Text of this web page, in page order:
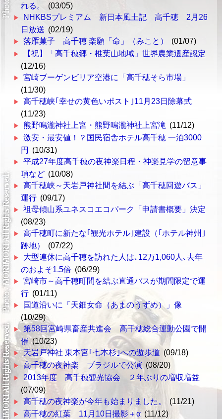
れる。
(03/05)
NHKBSプレミアム 新日本風土記 高千穂 2月26
日放送 (02/19)
落雁菓子 高千穂 楽願「命」（みこと）
(01/07)
【祝】「高千穂郷・椎葉山地域」世界農業遺産認定
(12/16)
宮崎ブーゲンビリア空港に「高千穂そら市場」
(11/30)
高千穂峡｢幸せの黄色いポスト｣11月23日除幕式
(11/23)
熊野鳴瀧神社上宮・熊野鳴瀧神社上宮滝 (11/12)
激安・最安値！？国民宿舎ホテル高千穂 一泊3000
円
(10/31)
平成27年度高千穂の夜神楽日程・神楽見学の留意事
項など (10/08)
高千穂峡～天岩戸神社間を結ぶ「高千穂回遊バス」
運行 (09/17)
祖母傾山系ユネスコエコパーク「申請書概要」決定
(08/23)
高千穂町に新たな｢観光ホテル｣建設（｢ホテル神州｣
跡地）
(07/22)
大型連休に高千穂を訪れた人は､12万1,060人､去年
のおよそ1.5倍 (06/29)
宮崎市～高千穂町間を結ぶ直通バスが期間限定で運
行 (01/11)
国道沿いに「天鈿女命（あまのうずめ）」像
(10/29)
第58回宮崎県畜産共進会 高千穂総合運動公園で開
催(10/23)
天岩戸神社 東本宮｢七本杉｣への遊歩道 (09/18)
高千穂の夜神楽 ブラジルで公演 (08/20)
2013年度 高千穂観光協会 ２年ぶりの増収増益
(07/09)
高千穂の夜神楽が今年も始まりました。
(11/21)
高千穂の紅葉 11月10日撮影＋α (11/12)